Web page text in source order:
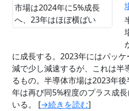
に成長する。2023年にはパッ
減で少し減速するが、これは半
るもの。半導体市場は2023年
年は再び同5%程度のプラス成
いる。 [→続きを読む]